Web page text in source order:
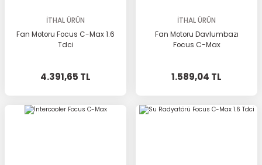
İTHAL ÜRÜN
Fan Motoru Focus C-Max 1.6
Tdci
4.391,65 TL
İTHAL ÜRÜN
Fan Motoru Davlumbazı
Focus C-Max
1.589,04 TL